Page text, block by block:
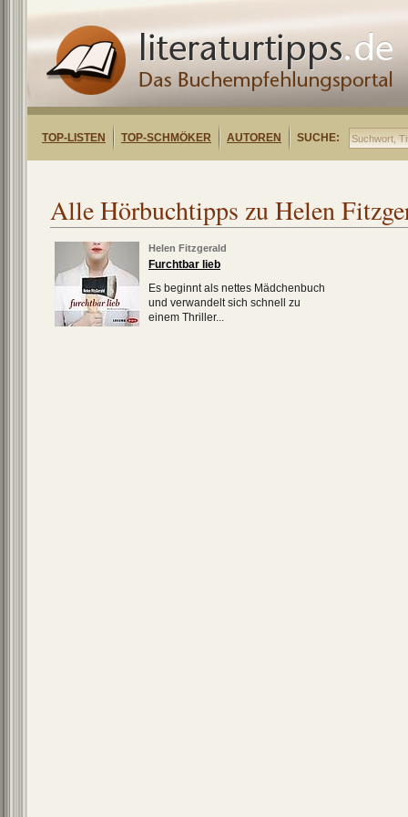
TOP-LISTEN TOP-SCHMÖKER AUTOREN SUCHE:
Alle Hörbuchtipps zu Helen
Helen Fitzgerald
Furchtbar lieb
Es beginnt als nettes Mädchenbuch
und verwandelt sich schnell zu
einem Thriller...